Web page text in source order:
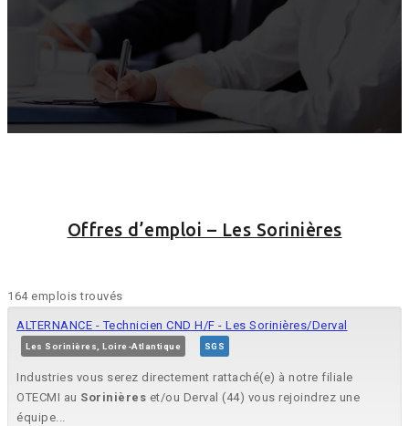
Offres d’emploi – Les Sorinières
164 emplois trouvés
ALTERNANCE - Technicien CND H/F - Les Sorinières/Derval
Les Sorinières, Loire-Atlantique SGS
Industries vous serez directement rattaché(e) à notre filiale
OTECMI au Sorinières et/ou Derval (44) vous rejoindrez une
équipe...